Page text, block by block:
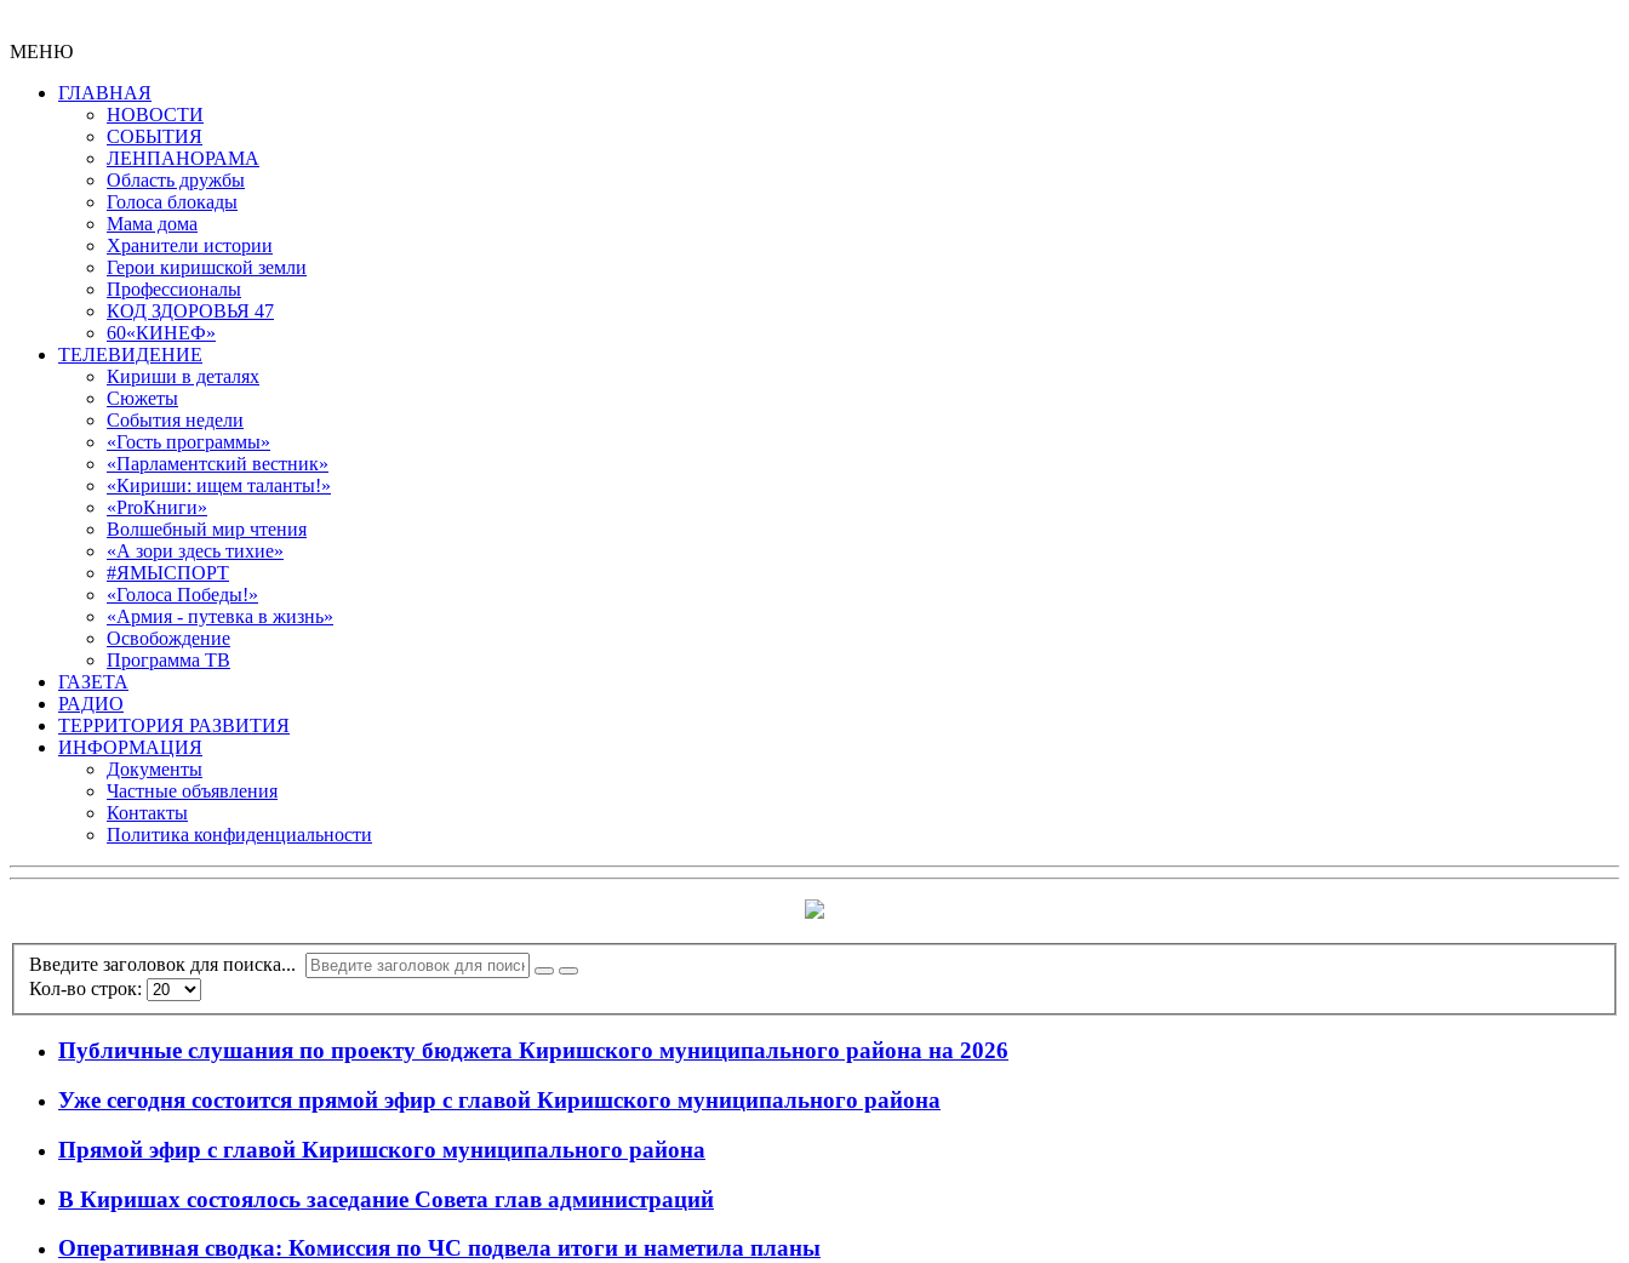
МЕНЮ
ГЛАВНАЯ
НОВОСТИ
СОБЫТИЯ
ЛЕНПАНОРАМА
Область дружбы
Голоса блокады
Мама дома
Хранители истории
Герои киришской земли
Профессионалы
КОД ЗДОРОВЬЯ 47
60«КИНЕФ»
ТЕЛЕВИДЕНИЕ
Кириши в деталях
Сюжеты
События недели
«Гость программы»
«Парламентский вестник»
«Кириши: ищем таланты!»
«ProКниги»
Волшебный мир чтения
«А зори здесь тихие»
#ЯМЫСПОРТ
«Голоса Победы!»
«Армия - путевка в жизнь»
Освобождение
Программа ТВ
ГАЗЕТА
РАДИО
ТЕРРИТОРИЯ РАЗВИТИЯ
ИНФОРМАЦИЯ
Документы
Частные объявления
Контакты
Политика конфиденциальности
Введите заголовок для поиска...
Кол-во строк:
Публичные слушания по проекту бюджета Киришского муниципального района на 2026
Уже сегодня состоится прямой эфир с главой Киришского муниципального района
Прямой эфир с главой Киришского муниципального района
В Киришах состоялось заседание Совета глав администраций
Оперативная сводка: Комиссия по ЧС подвела итоги и наметила планы